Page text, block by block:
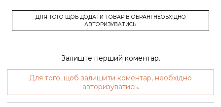
ДЛЯ ТОГО ЩОБ ДОДАТИ ТОВАР В ОБРАНІ НЕОБХІДНО
АВТОРИЗУВАТИСЬ.
Залиште перший коментар.
Для того, щоб залишити коментар, необхідно
авторизуватись.